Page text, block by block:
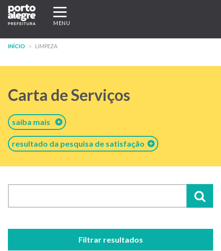
Pular
para
conteúdo
Expandir/recolher
navegação
MENU
INÍCIO LIMPEZA
Carta de Serviços
saiba mais
resultado da pesquisa de satisfação
Filtrar resultados